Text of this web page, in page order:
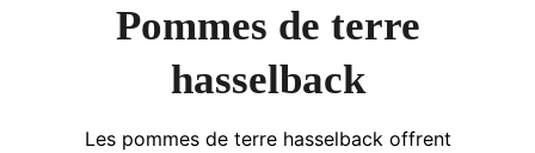
Pommes de terre
hasselback
Les pommes de terre hasselback offrent